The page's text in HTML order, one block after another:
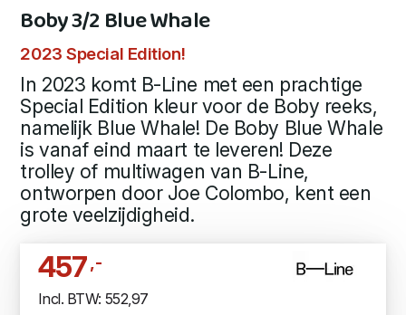
Boby 3/2 Blue Whale
2023 Special Edition!
In 2023 komt B-Line met een prachtige
Special Edition kleur voor de Boby reeks,
namelijk Blue Whale! De Boby Blue Whale
is vanaf eind maart te leveren! Deze
trolley of multiwagen van B-Line,
ontworpen door Joe Colombo, kent een
grote veelzijdigheid.
457,-
Incl. BTW: 552,97